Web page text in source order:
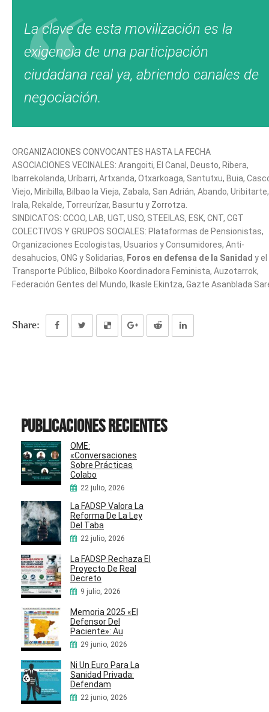
La clave de esta movilización es la
exigencia de una participación
ciudadana real ya, abriendo canales de
negociación.
ORGANIZACIONES CONVOCANTES HASTA LA FECHA
ASOCIACIONES VECINALES: Arangoiti, El Canal, Deusto, Ribera,
Ibarrekolanda, Uríbarri, Artxanda, Otxarkoaga, Santutxu, Buia,
Viejo, Miribilla, Bilbao la Vieja, Zabala, San Adrián, Abando, Uribitarte,
Irala, Rekalde, Torreurízar, Basurtu y Zorrotza.
SINDICATOS: CCOO, LAB, UGT, USO, STEEILAS, ESK, CNT, CGT
COLECTIVOS Y GRUPOS SOCIALES: Plataformas de Pensionistas,
Organizaciones Ecologistas, Usuarios y Consumidores, Anti-
desahucios, ONG y Solidarias, Foros en defensa de la Sanidad y el
Transporte Público, Bilboko Koordinadora Feminista, Auzotarrok,
Federación Gentes del Mundo, Ikasle Ekintza, Gazte Asanblada
Share:
Publicaciones recientes
OME:
«Conversaciones
Sobre Prácticas
Colabo
22 julio, 2026
La FADSP Valora La
Reforma De La Ley
Del Taba
22 julio, 2026
La FADSP Rechaza El
Proyecto De Real
Decreto
9 julio, 2026
Memoria 2025 «El
Defensor Del
Paciente»: Au
29 junio, 2026
Ni Un Euro Para La
Sanidad Privada:
Defendam
22 junio, 2026